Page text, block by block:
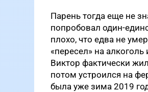
Парень тогда еще не
попробовал один-
плохо, что едва не
«пересел» на
Виктор фактически
потом устроился на
была уже зима 2019